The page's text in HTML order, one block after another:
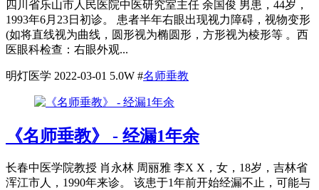
四川省乐山市人民医院中医研究室主任 余国俊 男患，44岁，
1993年6月23日初诊。 患者半年右眼出现视力障碍，视物变形
(如将直线视为曲线，圆形视为椭圆形，方形视为棱形等 。西
医眼科检查：右眼外观...
明灯医学 2022-03-01 5.0W #名师垂教
《名师垂教》 - 经漏1年余
长春中医学院教授 肖永林 周丽雅 李X X，女，18岁，吉林省
浑江市人，1990年来诊。 该患于1年前开始经漏不止，可能与